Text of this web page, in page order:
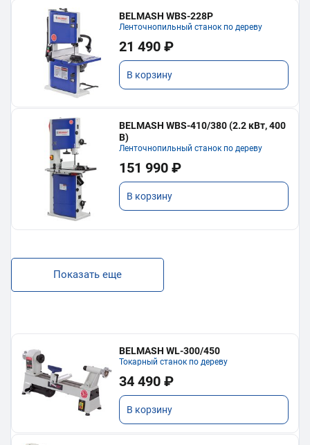
BELMASH WBS-228P
Ленточнопильный станок по дереву
21 490 ₽
В корзину
BELMASH WBS-410/380 (2.2 кВт, 400
В)
Ленточнопильный станок по дереву
151 990 ₽
В корзину
Показать еще
BELMASH WL-300/450
Токарный станок по дереву
34 490 ₽
В корзину